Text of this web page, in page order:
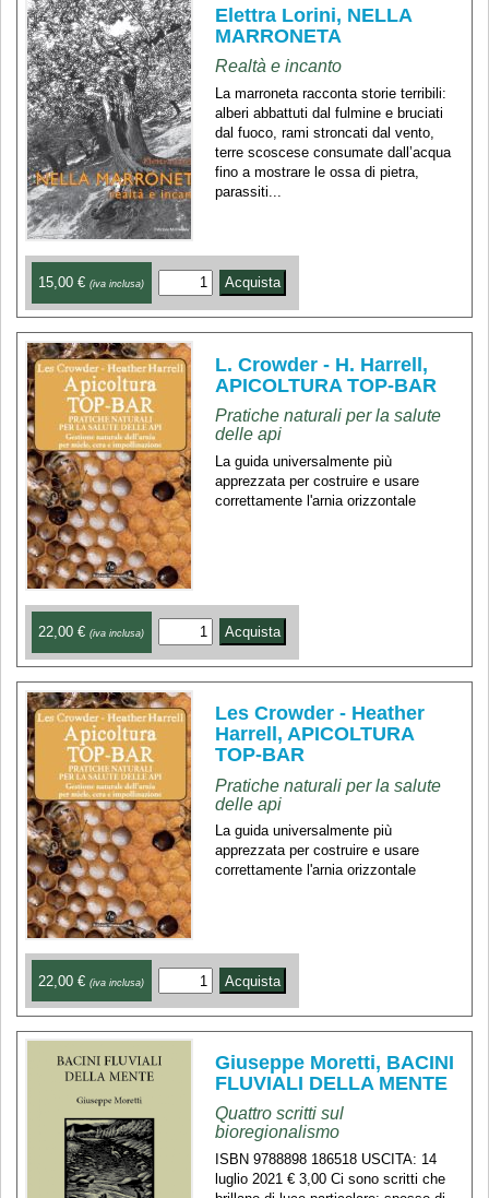
Elettra Lorini, NELLA
MARRONETA
Realtà e incanto
La marroneta racconta storie terribili:
alberi abbattuti dal fulmine e bruciati
dal fuoco, rami stroncati dal vento,
terre scoscese consumate dall’acqua
fino a mostrare le ossa di pietra,
parassiti...
15,00 € (iva inclusa)
L. Crowder - H. Harrell,
APICOLTURA TOP-BAR
Pratiche naturali per la salute
delle api
La guida universalmente più
apprezzata per costruire e usare
correttamente l'arnia orizzontale
22,00 € (iva inclusa)
Les Crowder - Heather
Harrell, APICOLTURA
TOP-BAR
Pratiche naturali per la salute
delle api
La guida universalmente più
apprezzata per costruire e usare
correttamente l'arnia orizzontale
22,00 € (iva inclusa)
Giuseppe Moretti, BACINI
FLUVIALI DELLA MENTE
Quattro scritti sul
bioregionalismo
ISBN 9788898 186518 USCITA: 14
luglio 2021 € 3,00 Ci sono scritti che